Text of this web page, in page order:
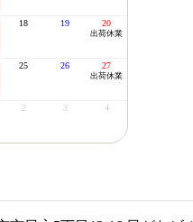
18 19 20
出荷休業
25 26 27
出荷休業
2 3 4